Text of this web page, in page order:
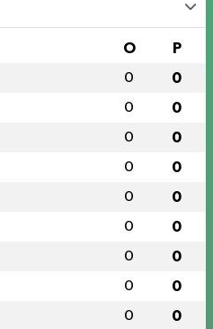
O P
0 0
0 0
0 0
0 0
0 0
0 0
0 0
0 0
0 0